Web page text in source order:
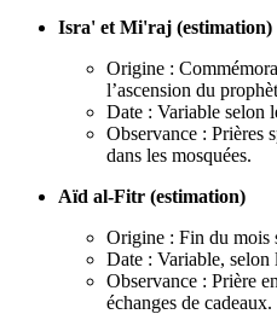
Isra' et Mi'raj (estimation)
Origine :
l’ascension du
Date : Variable selon
Observance : Prières
dans les mosquées.
Aïd al-Fitr (estimation)
Origine : Fin du mois
Date : Variable, selon
Observance : Prière
échanges de cadeaux.